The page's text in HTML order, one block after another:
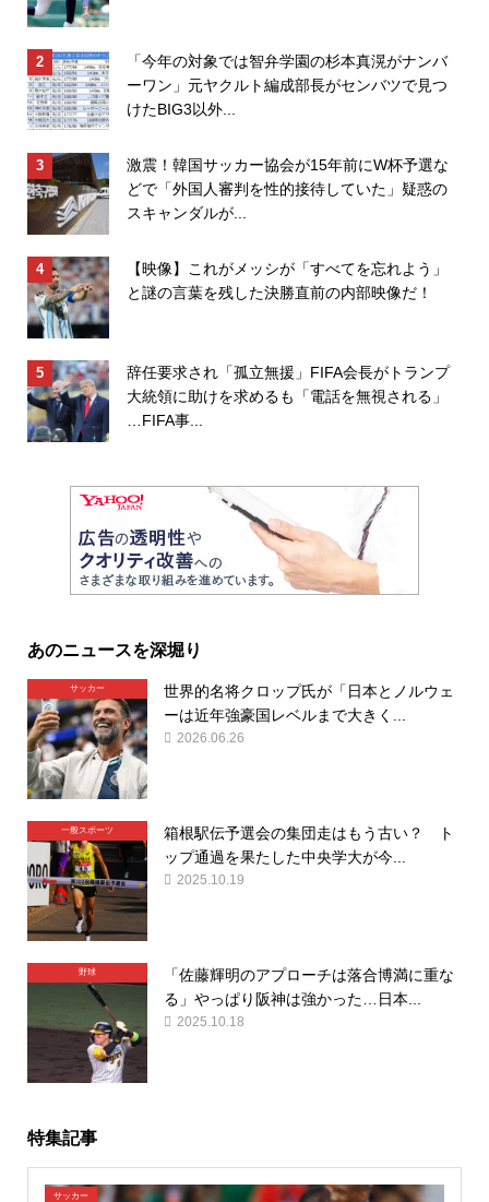
「今年の対象では智弁学園の杉本真滉がナンバ
ーワン」元ヤクルト編成部長がセンバツで見つ
けたBIG3以外...
激震！韓国サッカー協会が15年前にW杯予選な
どで「外国人審判を性的接待していた」疑惑の
スキャンダルが...
【映像】これがメッシが「すべてを忘れよう」
と謎の言葉を残した決勝直前の内部映像だ！
辞任要求され「孤立無援」FIFA会長がトランプ
大統領に助けを求めるも「電話を無視される」
…FIFA事...
あのニュースを深堀り
サッカー
世界的名将クロップ氏が「日本とノルウェ
ーは近年強豪国レベルまで大きく...
2026.06.26
一般スポーツ
箱根駅伝予選会の集団走はもう古い？ ト
ップ通過を果たした中央学大が今...
2025.10.19
野球
「佐藤輝明のアプローチは落合博満に重な
る」やっぱり阪神は強かった…日本...
2025.10.18
特集記事
サッカー